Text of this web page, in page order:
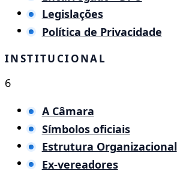
Legislações
Política de Privacidade
INSTITUCIONAL
6
A Câmara
Símbolos oficiais
Estrutura Organizacional
Ex-vereadores